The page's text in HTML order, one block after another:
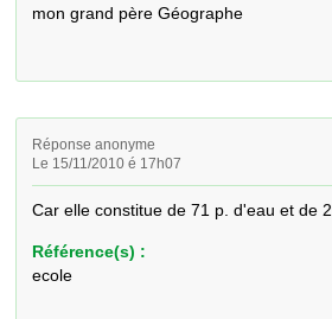
mon grand père Géographe
Réponse anonyme
Le 15/11/2010 é 17h07
Car elle constitue de 71 p. d'eau et de
Référence(s) :
ecole